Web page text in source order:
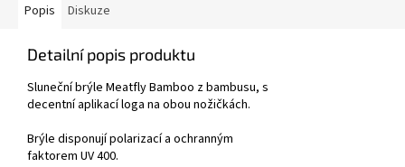
Popis Diskuze
Detailní popis produktu
Sluneční brýle Meatfly Bamboo z bambusu, s
decentní aplikací loga na obou nožičkách.
Brýle disponují polarizací a ochranným
faktorem UV 400.